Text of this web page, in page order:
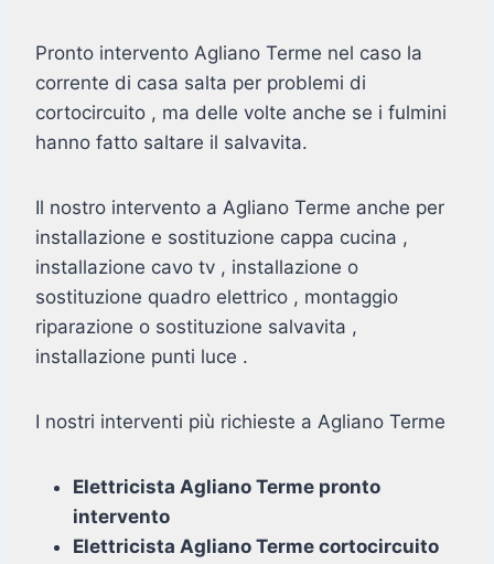
Pronto intervento Agliano Terme nel caso la
corrente di casa salta per problemi di
cortocircuito , ma delle volte anche se i fulmini
hanno fatto saltare il salvavita.
Il nostro intervento a Agliano Terme anche per
installazione e sostituzione cappa cucina ,
installazione cavo tv , installazione o
sostituzione quadro elettrico , montaggio
riparazione o sostituzione salvavita ,
installazione punti luce .
I nostri interventi più richieste a Agliano Terme
Elettricista Agliano Terme pronto
intervento
Elettricista Agliano Terme cortocircuito